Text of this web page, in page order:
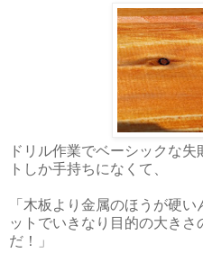
ドリル作業でベーシックな
トしか手持ちになくて、
「木板より金属のほうが硬
ットでいきなり目的の大き
だ！」